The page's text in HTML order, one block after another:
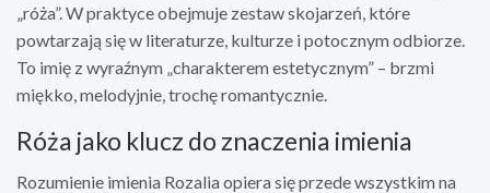
„róża”. W praktyce obejmuje zestaw skojarzeń, które
powtarzają się w literaturze, kulturze i potocznym odbiorze.
To imię z wyraźnym „charakterem estetycznym” – brzmi
miękko, melodyjnie, trochę romantycznie.
Róża jako klucz do znaczenia imienia
Rozumienie imienia Rozalia opiera się przede wszystkim na